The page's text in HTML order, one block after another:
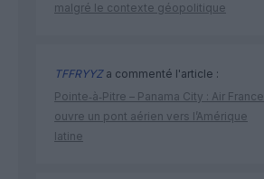
malgré le contexte géopolitique
TFFRYYZa commenté l'article :
Pointe‑à‑Pitre – Panama City : Air France
ouvre un pont aérien vers l’Amérique
latine